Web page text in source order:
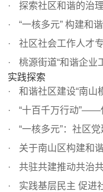
探索社区和谐的治
“一核多元” 构建和
社区社会工作人才
桃源街道“和谐企业
实践探索
和谐社区建设“南山
“十百千万行动”——
“一核多元”：社区
关于南山区构建和
共驻共建推动共治
实践基层民主 促进